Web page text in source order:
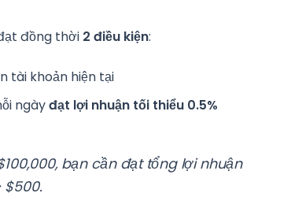
đồng thời 2 điều kiện:
tài khoản hiện tại
ngàyđạt lợi nhuận tối thiểu 0.5%
bạn cần đạt tổng lợi nhuận
$500.